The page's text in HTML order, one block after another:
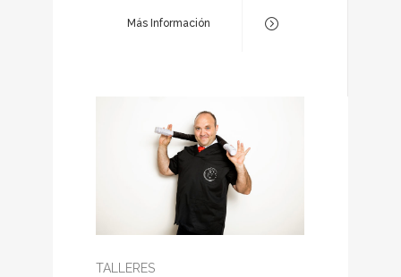
Más Información
TALLERES